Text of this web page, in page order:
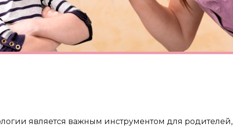
является важным инструментом для родителей,